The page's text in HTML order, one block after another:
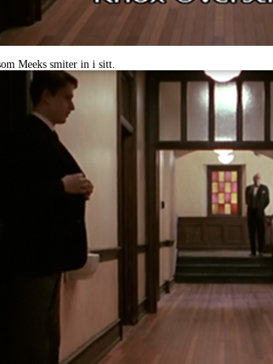
Meeks smiter in i sitt.